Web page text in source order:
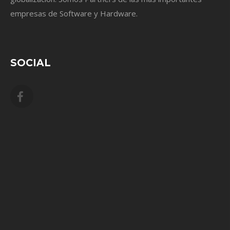
empresas de Software y Hardware.
SOCIAL